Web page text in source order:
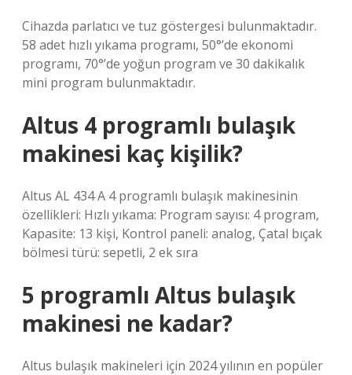
Cihazda parlatıcı ve tuz göstergesi bulunmaktadır.
58 adet hızlı yıkama programı, 50°’de ekonomi
programı, 70°’de yoğun program ve 30 dakikalık
mini program bulunmaktadır.
Altus 4 programlı bulaşık
makinesi kaç kişilik?
Altus AL 434 A 4 programlı bulaşık makinesinin
özellikleri: Hızlı yıkama: Program sayısı: 4 program,
Kapasite: 13 kişi, Kontrol paneli: analog, Çatal bıçak
bölmesi türü: sepetli, 2 ek sıra
5 programlı Altus bulaşık
makinesi ne kadar?
Altus bulaşık makineleri için 2024 yılının en popüler